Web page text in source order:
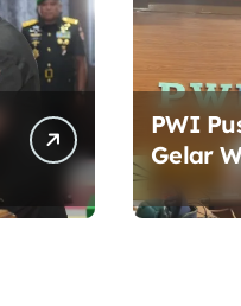
PWI
Gelar
Literasi